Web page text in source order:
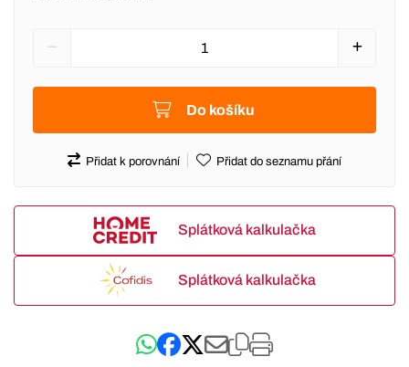
Do košíku
Přidat k porovnání Přidat do seznamu přání
Splátková kalkulačka
Splátková kalkulačka